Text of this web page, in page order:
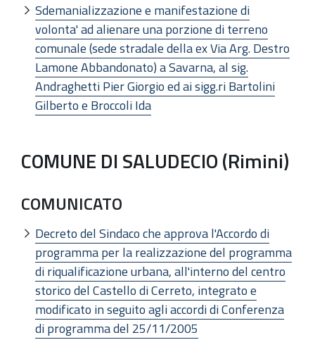
Sdemanializzazione e manifestazione di
volonta' ad alienare una porzione di terreno
comunale (sede stradale della ex Via Arg. Destro
Lamone Abbandonato) a Savarna, al sig.
Andraghetti Pier Giorgio ed ai sigg.ri Bartolini
Gilberto e Broccoli Ida
COMUNE DI SALUDECIO (Rimini)
COMUNICATO
Decreto del Sindaco che approva l'Accordo di
programma per la realizzazione del programma
di riqualificazione urbana, all'interno del centro
storico del Castello di Cerreto, integrato e
modificato in seguito agli accordi di Conferenza
di programma del 25/11/2005